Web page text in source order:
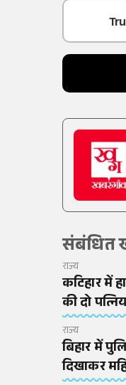
संबंधित
राज्य
कटिहार में
की दो
राज्य
बिहार में
दिखाकर